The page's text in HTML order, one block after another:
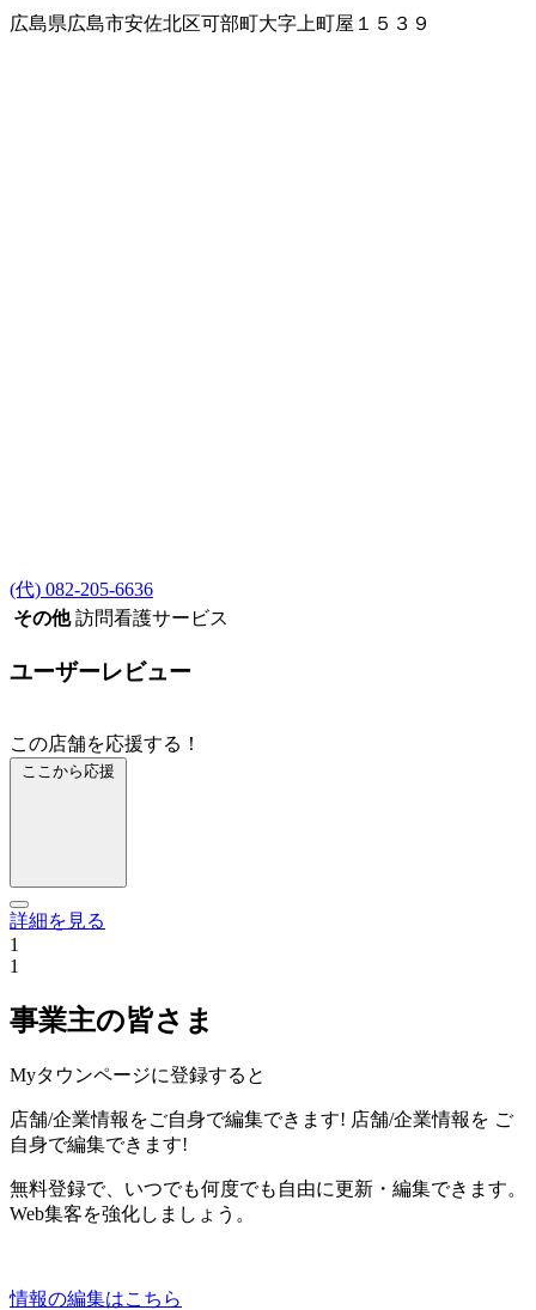
広島県広島市安佐北区可部町大字上町屋１５３９
(代) 082-205-6636
その他 訪問看護サービス
ユーザーレビュー
この店舗を応援する！
ここから応援
詳細を見る
1
1
事業主の皆さま
Myタウンページに登録すると
店舗/企業情報をご自身で編集できます! 店舗/企業情報を ご
自身で編集できます!
無料登録で、いつでも何度でも自由に更新・編集できます。
Web集客を強化しましょう。
情報の編集はこちら